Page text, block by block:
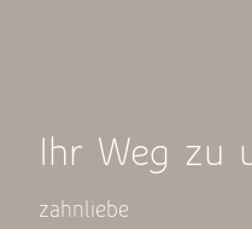
Ihr Weg zu
zahnliebe